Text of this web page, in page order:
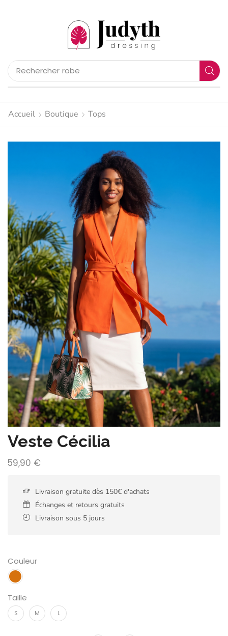
Rechercher pantalon
Accueil Boutique Tops
Veste Cécilia
59,90 €
Livraison gratuite dès 150€ d'achats
Échanges et retours gratuits
Livraison sous 5 jours
Couleur
Taille
S M L